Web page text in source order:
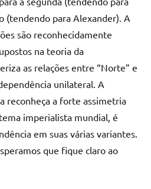
(tendendo para Alexander). A
são reconhecidamente
na teoria da
as relações entre “Norte” e
unilateral. A
reconheça a forte assimetria
imperialista mundial, é
em suas várias variantes.
que fique claro ao